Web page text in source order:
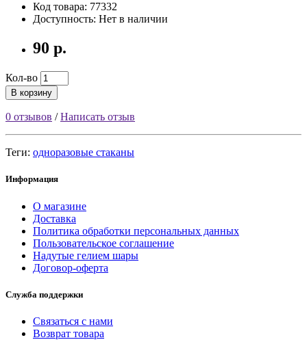
Код товара: 77332
Доступность: Нет в наличии
90 р.
Кол-во
В корзину
0 отзывов /Написать отзыв
Теги: одноразовые стаканы
Информация
О магазине
Доставка
Политика обработки персональных данных
Пользовательское соглашение
Надутые гелием шары
Договор-оферта
Служба поддержки
Связаться с нами
Возврат товара